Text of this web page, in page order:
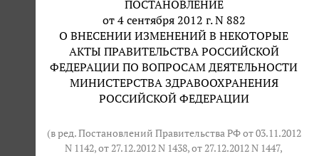
ПОСТАНОВЛЕНИЕ
от 4 сентября 2012 г. N 882
О ВНЕСЕНИИ ИЗМЕНЕНИЙ В НЕКОТОРЫЕ
АКТЫ ПРАВИТЕЛЬСТВА РОССИЙСКОЙ
ФЕДЕРАЦИИ ПО ВОПРОСАМ ДЕЯТЕЛЬНОСТИ
МИНИСТЕРСТВА ЗДРАВООХРАНЕНИЯ
РОССИЙСКОЙ ФЕДЕРАЦИИ
(в ред. Постановлений Правительства РФ от 03.11.2012
N 1142, от 27.12.2012 N 1438, от 27.12.2012 N 1447,